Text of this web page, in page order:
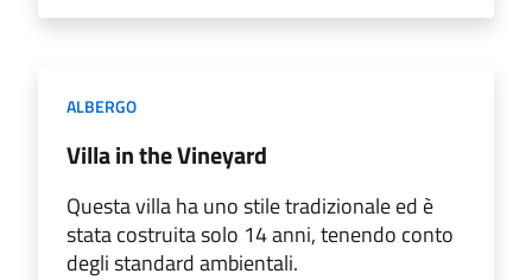
ALBERGO
Villa in the Vineyard
Questa villa ha uno stile tradizionale ed è
stata costruita solo 14 anni, tenendo conto
degli standard ambientali.